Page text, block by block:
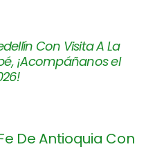
Con Visita A La
¡Acompáñanos el